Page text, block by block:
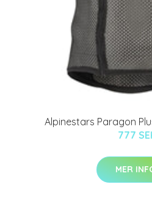
Alpinestars Paragon
777
MER